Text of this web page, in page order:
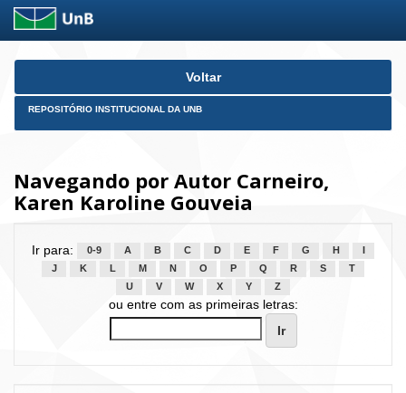
Skip
Voltar
REPOSITÓRIO INSTITUCIONAL DA UNB
Navegando por Autor Carneiro,
Karen Karoline Gouveia
Ir para: 0-9 A B C D E F G H
J
K L M N O P Q R S
T
U
V W X Y Z
ou entre com as primeiras letras: